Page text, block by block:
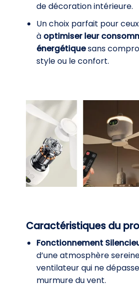
de décoration intérieure.
Un choix parfait pour
à optimiser leur
énergétiquesans
style ou le confort.
Caractéristiques du
Fonctionnement
d’une atmosphère
ventilateur qui ne
murmure du vent.